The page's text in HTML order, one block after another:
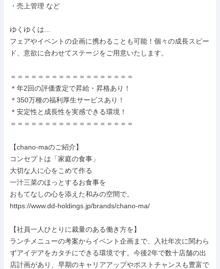
・売上管理 など
ゆくゆくは...
フェアやイベントの企画に携わることも可能！個々の成長スピー
ド、意欲に合わせてステージをご用意いたします。
＝＝＝＝＝＝＝＝＝＝＝＝＝＝＝＝＝＝
＊年2回の評価査定で昇給・昇格あり！
＊350万種の福利厚生サービスあり！
＊安定性と成長性を実感できる環境！
＝＝＝＝＝＝＝＝＝＝＝＝＝＝＝＝＝＝
【chano-maのご紹介】
コンセプトは「家庭の食事」
大切な人に心をこめて作る
一汁三菜のほっとするお食事を
おもてなしの心を添えた和みの空間で。
https://www.dd-holdings.jp/brands/chano-ma/
【社員一人ひとりに裁量のある働き方を】
ランチメニューの考案からイベント企画まで、入社年次に関わら
ずアイデアをカタチにできる環境です。今後2年で数十店舗の出
店計画があり、早期のキャリアアップやポストチャンスも豊富で